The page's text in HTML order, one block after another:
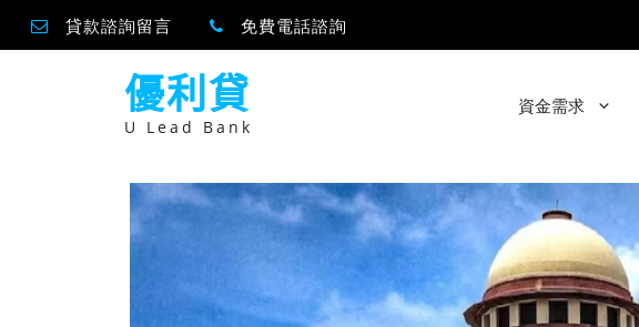
貸款諮詢留言 免費電話諮詢
優利貸
U Lead Bank
資金需求